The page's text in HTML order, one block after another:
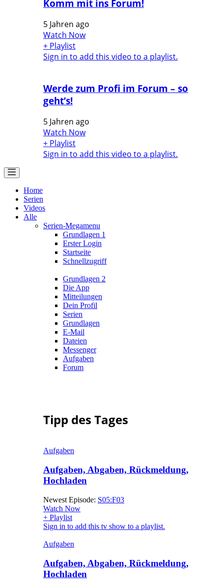
Komm mit ins Forum!
5 Jahren ago
Watch Now
+ Playlist
Sign in to add this video to a playlist.
Werde zum Profi im Forum – so
geht’s!
5 Jahren ago
Watch Now
+ Playlist
Sign in to add this video to a playlist.
Home
Serien
Videos
Alle
Serien-Megamenu
Grundlagen 1
Erster Login
Startseite
Schnellzugriff
Grundlagen 2
Die App
Mitteilungen
Dein Profil
Serien
Grundlagen
E-Mail
Dateien
Messenger
Aufgaben
Forum
Tipp des Tages
Aufgaben
Aufgaben, Abgaben, Rückmeldung,
Hochladen
Newest Episode: S05:F03
Watch Now
+ Playlist
Sign in to add this tv show to a playlist.
Aufgaben
Aufgaben, Abgaben, Rückmeldung,
Hochladen